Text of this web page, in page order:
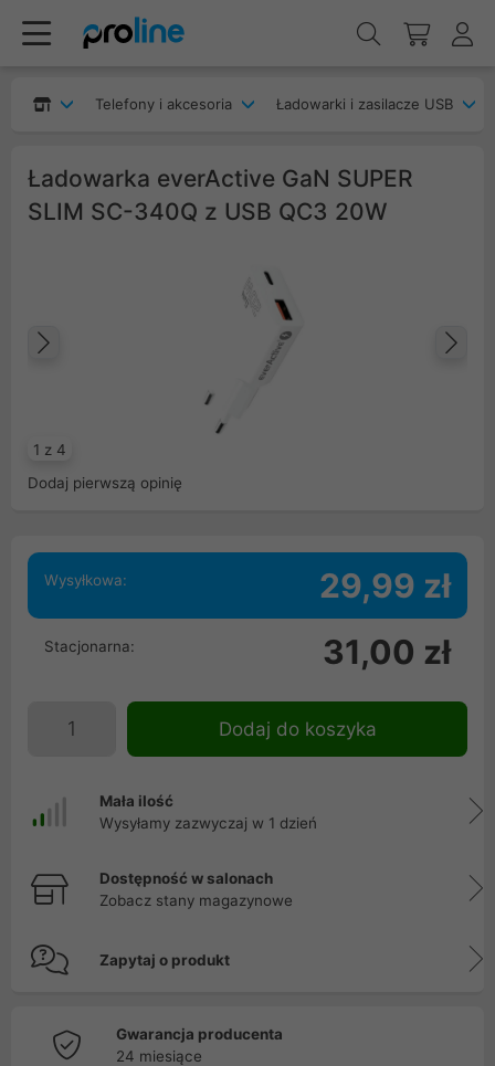
Telefony i akcesoria Ładowarki i zasilacze USB
Ładowarka everActive GaN SUPER
SLIM SC-340Q z USB QC3 20W
1 z 4
Dodaj pierwszą opinię
Wysyłkowa: 29,99 zł
Stacjonarna: 31,00 zł
Dodaj do koszyka
Mała ilość
Wysyłamy zazwyczaj w 1 dzień
Dostępność w salonach
Zobacz stany magazynowe
Zapytaj o produkt
Gwarancja producenta
24 miesiące